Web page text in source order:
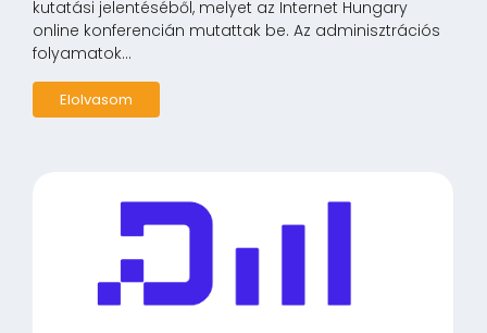
kutatási jelentéséből, melyet az Internet Hungary
online konferencián mutattak be. Az adminisztrációs
folyamatok...
Elolvasom